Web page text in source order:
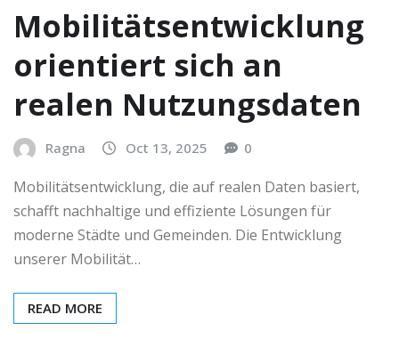
Mobilitätsentwicklung
orientiert sich an
realen Nutzungsdaten
Ragna Oct 13, 2025 0
Mobilitätsentwicklung, die auf realen Daten basiert,
schafft nachhaltige und effiziente Lösungen für
moderne Städte und Gemeinden. Die Entwicklung
unserer Mobilität…
READ MORE